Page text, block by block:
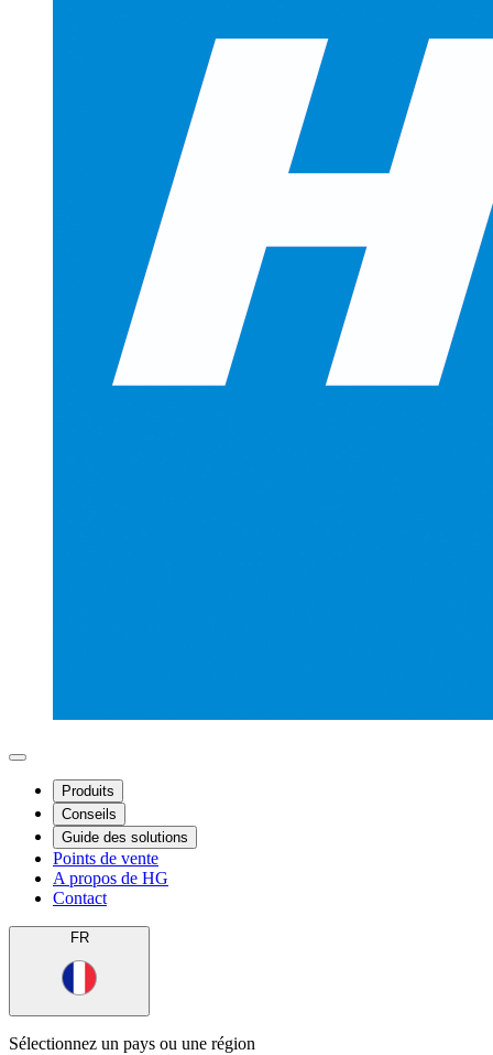
Produits
Conseils
Guide des solutions
Points de vente
A propos de HG
Contact
FR
Sélectionnez un pays ou une région